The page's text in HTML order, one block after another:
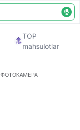
TOP
mahsulotlar
ФОТОКАМЕРА